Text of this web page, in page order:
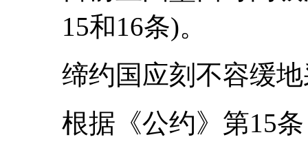
15和16条)。
缔约国应刻不容缓
根据《公约》第15